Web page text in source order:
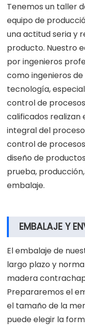
Tenemos un taller
equipo de
una actitud seria y
producto. Nuestro
por ingenieros
como ingenieros
tecnología,
control de
calificados realizan
integral del
control de
diseño de
prueba,
embalaje.
EMBALAJE Y